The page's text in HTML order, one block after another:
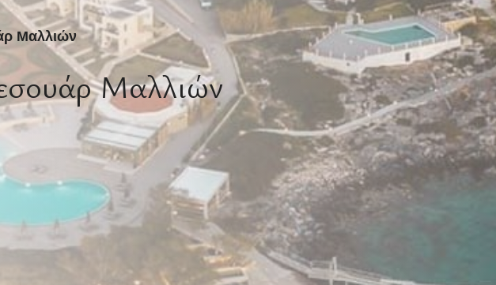
Μαλλιών
Μαλλιών